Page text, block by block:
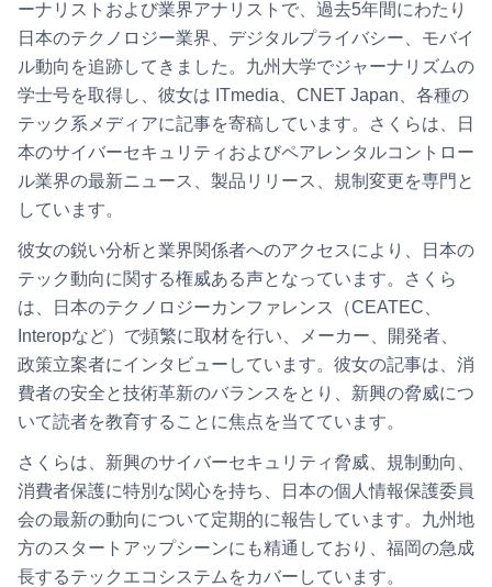
ーナリストおよび業界アナリストで、過去5年間にわたり
日本のテクノロジー業界、デジタルプライバシー、モバイ
ル動向を追跡してきました。九州大学でジャーナリズムの
学士号を取得し、彼女は ITmedia、CNET Japan、各種の
テック系メディアに記事を寄稿しています。さくらは、日
本のサイバーセキュリティおよびペアレンタルコントロー
ル業界の最新ニュース、製品リリース、規制変更を専門と
しています。
彼女の鋭い分析と業界関係者へのアクセスにより、日本の
テック動向に関する権威ある声となっています。さくら
は、日本のテクノロジーカンファレンス（CEATEC、
Interopなど）で頻繁に取材を行い、メーカー、開発者、
政策立案者にインタビューしています。彼女の記事は、消
費者の安全と技術革新のバランスをとり、新興の脅威につ
いて読者を教育することに焦点を当てています。
さくらは、新興のサイバーセキュリティ脅威、規制動向、
消費者保護に特別な関心を持ち、日本の個人情報保護委員
会の最新の動向について定期的に報告しています。九州地
方のスタートアップシーンにも精通しており、福岡の急成
長するテックエコシステムをカバーしています。